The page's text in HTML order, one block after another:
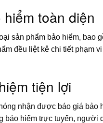
toàn diện
sản phẩm bảo hiểm, bao
đều liệt kê chi tiết phạm
tiện lợi
nhận được báo giá bảo
bảo hiểm trực tuyến, người